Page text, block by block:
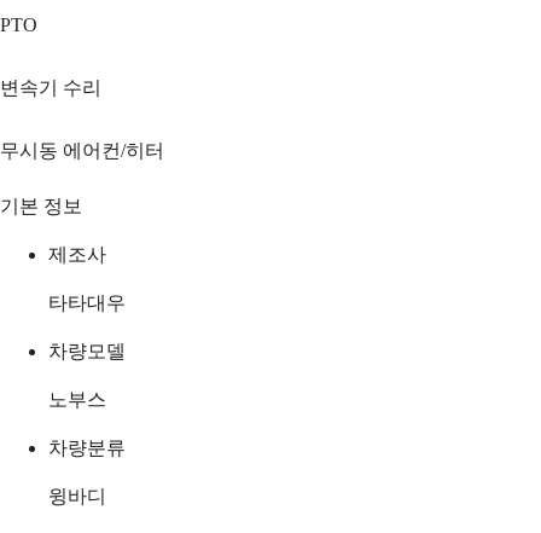
PTO
변속기 수리
무시동 에어컨/히터
기본 정보
제조사
타타대우
차량모델
노부스
차량분류
윙바디